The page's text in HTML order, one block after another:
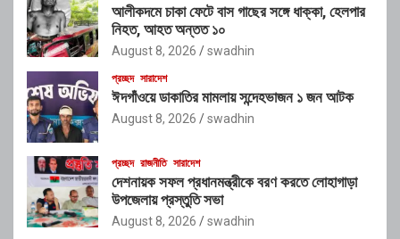
আলীকদমে চাকা ফেটে বাস গাছের সঙ্গে ধাক্কা, হেলপার
নিহত, আহত অন্তত ১০
August 8, 2026 swadhin
প্রচ্ছদ সারাদেশ
ঈদগাঁওয়ে ডাকাতির মামলায় সন্দেহভাজন ১ জন আটক
August 8, 2026 swadhin
প্রচ্ছদ রাজনীতি সারাদেশ
দেশনায়ক সফল প্রধানমন্ত্রীকে বরণ করতে লোহাগাড়া
উপজেলায় প্রস্তুতি সভা
August 8, 2026 swadhin